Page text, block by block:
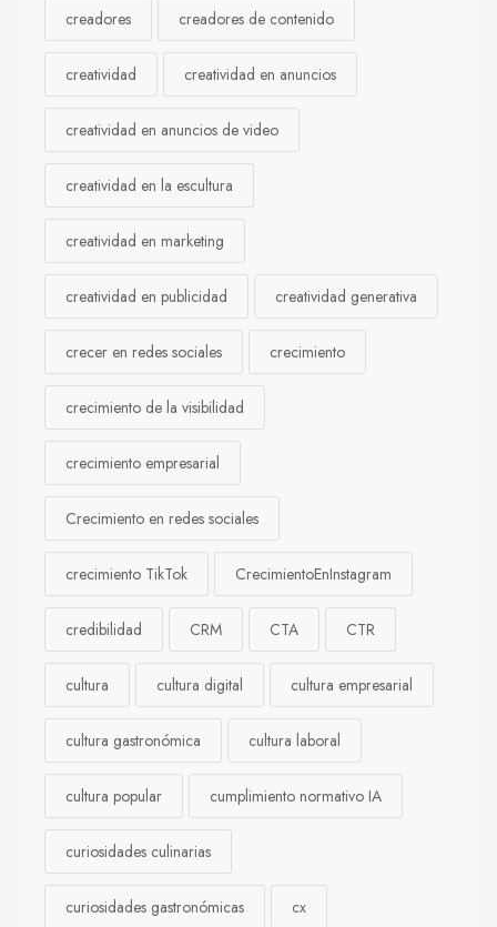
creadores creadores de contenido
creatividad creatividad en anuncios
creatividad en anuncios de video
creatividad en la escultura
creatividad en marketing
creatividad en publicidad creatividad generativa
crecer en redes sociales crecimiento
crecimiento de la visibilidad
crecimiento empresarial
Crecimiento en redes sociales
crecimiento TikTok CrecimientoEnInstagram
credibilidad CRM CTA CTR
cultura cultura digital cultura empresarial
cultura gastronómica cultura laboral
cultura popular cumplimiento normativo IA
curiosidades culinarias
curiosidades gastronómicas cx